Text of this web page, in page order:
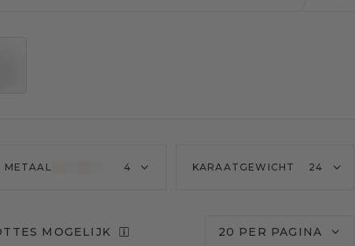
METAAL 4 KARAATGEWICHT 24
MOGELIJK 20 PER PAGINA